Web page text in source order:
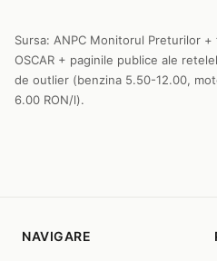
Sursa: ANPC Monitorul Preturilor
OSCAR + paginile publice ale
de outlier (benzina 5.50-12.00,
6.00 RON/l).
NAVIGARE